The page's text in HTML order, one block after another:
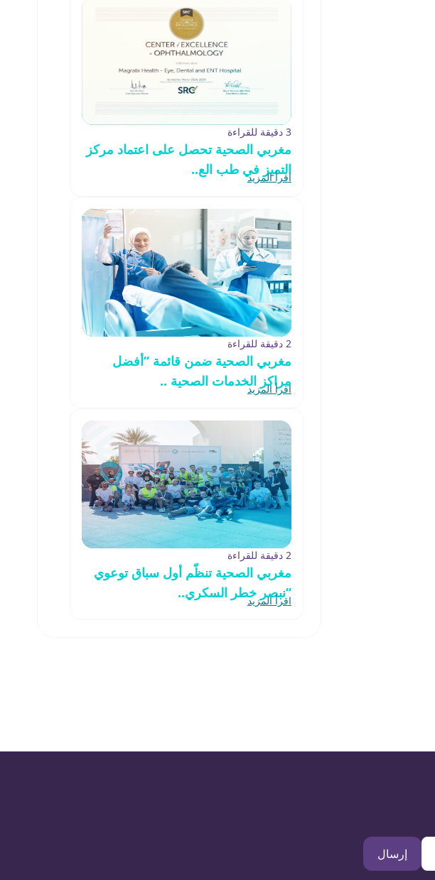
3 دقيقة للقراءة
مغربي الصحية تحصل على اعتماد مركز
التميز في طب الع..
اقرأ المزيد
2 دقيقة للقراءة
مغربي الصحية ضمن قائمة “أفضل
مراكز الخدمات الصحية ..
اقرأ المزيد
2 دقيقة للقراءة
مغربي الصحية تنظّم أول سباق توعوي
“نبصر خطر السكري..
اقرأ المزيد
إرسال